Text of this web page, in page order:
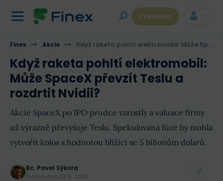
Premium
Finex Akcie Když raketa pohltí elektromobil: Může SpaceX převzít Teslu a rozdrtit Nvidii?
Když raketa pohltí elektromobil:
Může SpaceX převzít Teslu a
rozdrtit Nvidii?
Akcie SpaceX po IPO prudce vzrostly a valuace firmy
už výrazně převyšuje Teslu. Spekulovaná fúze by mohla
vytvořit kolos s hodnotou blížící se 5 bilionům dolarů.
Bc. Pavel Sýkora
Publikováno 22. 6. 2026